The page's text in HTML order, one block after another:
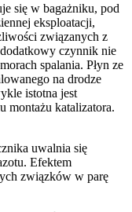
się w bagażniku, pod
eksploatacji,
związanych z
czynnik nie
spalania. Płyn ze
na drodze
istotna jest
montażu katalizatora.
uwalnia się
Efektem
związków w parę